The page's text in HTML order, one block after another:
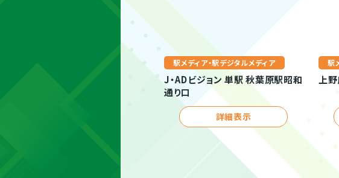
駅メディア・駅デジタルメディア
J・ADビジョン 単駅 秋葉原駅昭和
通り口
詳細表示
駅
上